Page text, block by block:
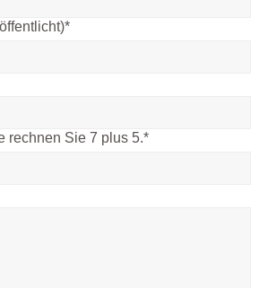
*
rechnen Sie 7 plus 5.*